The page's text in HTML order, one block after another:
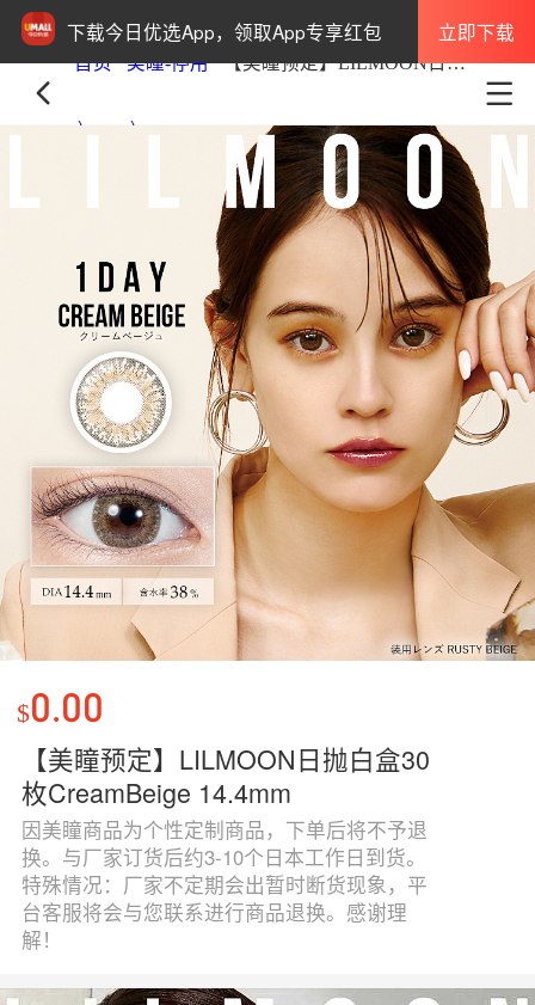
下载今日优选App，领取App专享红包 立即下载
首页 美瞳-停用 【美瞳预定】LILMOON日抛白盒30枚CreamBeige 14.4mm
$0.00
【美瞳预定】LILMOON日抛白盒30
枚CreamBeige 14.4mm
因美瞳商品为个性定制商品，下单后将不予退
换。与厂家订货后约3-10个日本工作日到货。
特殊情况：厂家不定期会出暂时断货现象，平
台客服将会与您联系进行商品退换。感谢理
解！